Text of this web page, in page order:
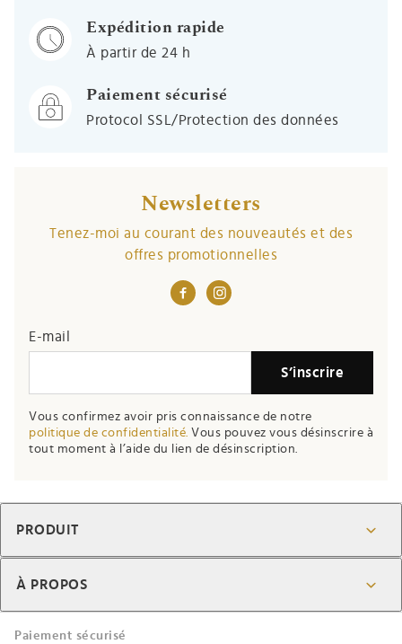
Expédition rapide
À partir de 24 h
Paiement sécurisé
Protocol SSL/Protection des données
Newsletters
Tenez-moi au courant des nouveautés et des
offres promotionnelles
E-mail
S’inscrire
Vous confirmez avoir pris connaissance de notre
politique de confidentialité. Vous pouvez vous désinscrire à
tout moment à l’aide du lien de désinscription.
PRODUIT
À PROPOS
Paiement sécurisé